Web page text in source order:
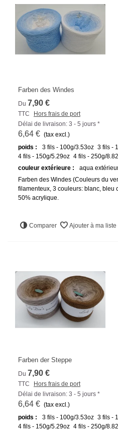
Farben des Windes
Du 7,90 €
TTC
Hors frais de port
Délai de livraison: 3 - 5 jours *
6,64 € (tax excl.)
poids :
3 fils - 100g/3.53oz 3 fils -
4 fils - 150g/5.29oz 4 fils - 250g/
couleur extérieure :
aqua
Farben des Windes (Couleurs du
filamenteux, 3 couleurs: blanc, bleu
50% acrylique.
Comparer Ajouter à ma
Farben der Steppe
Du 7,90 €
TTC
Hors frais de port
Délai de livraison: 3 - 5 jours *
6,64 € (tax excl.)
poids :
3 fils - 100g/3.53oz 3 fils -
4 fils - 150g/5.29oz 4 fils - 250g/